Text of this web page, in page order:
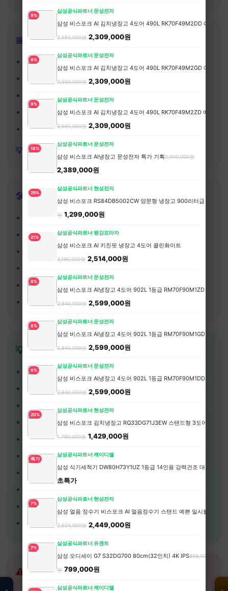
📅 알뜰여행 최적 시기
🇯🇵 일본- 1~2월 (겨울 비수기), 6월 (장마)
🇹🇭 태국 - 5~10월 (우기, 오후만 비)
🇻🇳 베트남- 9~11월 (태풍시즌 피해 저가)
🇪🇺 유럽- 11~3월 (겨울, 크리스마스 마켓)
🇰🇷 국내- 1~2월, 11월 (여행 비수기)
💡 비수기 + 평일 출발 = 항공 50%, 숙박 40% 절약
🛠️ 알뜰여행 준비 체크리스트
2개월 전- 항공권 가격 모니터링 시작
✅6주 전- 항공권 예약 (최적 시점)
1개월 전- 숙소 예약 (무료취소 조건)
✅1주 전
- 환전 (앱으로 우대율 적용)
✅
출발 전- 오프라인 지도, 번역앱 다운로드
💡 극한 절약 꿀팁 10선
✅스카이스캐너 '가장 저렴한 달'
숙소 주방으로 아침/저녁 해결 (식비 50% 절감)
✅무료 워킹투어로 도시 파악 (팁만 지불)
✅해피아워시간대 레스토랑 이용
✅학생증/ISIC카드할인 적극 활용
물병 지참 - 음료비 절약
✅공항→시내
✅
카드 해외결제 수수료 없는 카드 사용
⚠️ 알뜰여행 주의사항
9%
삼성공식파트너 문성전자
삼성 비스포크 AI 김치냉장고 4도어 490L RK70F49M2DD 에센셜
2,550,000원 2,309,000원
9%
삼성공식파트너 문성전자
삼성 비스포크 AI 김치냉장고 4도어 490L RK70F49M2GD 에센셜
2,550,000원 2,309,000원
9%
삼성공식파트너 문성전자
삼성 비스포크 AI 김치냉장고 4도어 490L RK70F49M2ZD 에센셜
2,550,000원 2,309,000원
18%
삼성공식파트너 문성전자
삼성 비스포크 AI냉장고 문성전자 특가 기획2,900,000원
2,389,000원
25%
삼성공식파트너 현성전자
삼성 비스포크 RS84DB5002CW 양문형 냉장고 900리터급 852L
원 1,299,000원
21%
삼성공식파트너 평강프라자
삼성 비스포크 AI 키친핏 냉장고 4도어 클린화이트
3,190,000원 2,514,000원
8%
삼성공식파트너 문성전자
삼성 비스포크 AI냉장고 4도어 902L 1등급 RM70F90M1ZD 에센셜
2,840,000원 2,599,000원
8%
삼성공식파트너 문성전자
삼성 비스포크 AI냉장고 4도어 902L 1등급 RM70F90M1GD 에센셜
2,840,000원 2,599,000원
8%
삼성공식파트너 문성전자
삼성 비스포크 AI냉장고 4도어 902L 1등급 RM70F90M1DD 에센셜
2,840,000원 2,599,000원
20%
삼성공식파트너 현성전자
삼성 비스포크 김치냉장고 RQ33DG71J3EW 스탠드형 3도어 328L
1,790,000원 1,429,000원
특가
삼성공식파트너 케이디엘
삼성 식기세척기 DW80H73Y1UZ 1등급 14인용 강력건조 대용량 AI
초특가
7%
삼성공식파트너 현성전자
삼성 얼음 정수기 비스포크 AI 얼음정수기 스탠드 예쁜 일시불 비스
2,624,000원 2,449,000원
7%
삼성공식파트너 유겐트
삼성 오디세이 G7 S32DG700 80cm(32인치) 4K IPS859,000
원 799,000원
삼성공식파트너 케이디엘
모두의백화점
총집합 보기